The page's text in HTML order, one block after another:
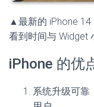
▲最新的 iPhone 14
看到时间与 Widget
iPhone 的优
系统升级可靠